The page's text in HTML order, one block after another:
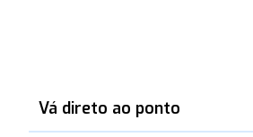
Vá direto ao ponto